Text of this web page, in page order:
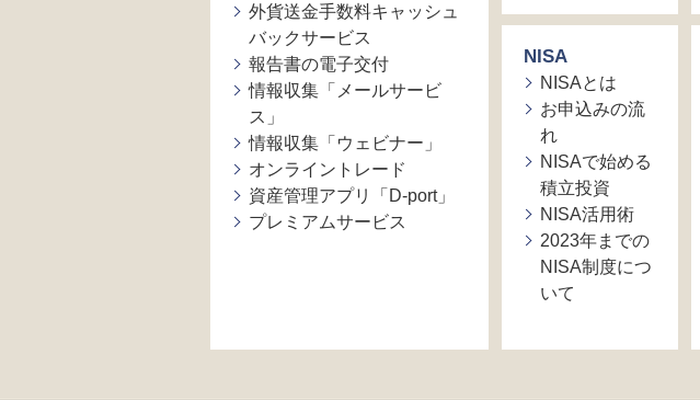
外貨送金手数料キャッシュ
バックサービス
報告書の電子交付
情報収集「メールサービ
ス」
情報収集「ウェビナー」
オンライントレード
資産管理アプリ「D-port」
プレミアムサービス
NISA
NISAとは
お申込みの流
れ
NISAで始める
積立投資
NISA活用術
2023年までの
NISA制度につ
いて